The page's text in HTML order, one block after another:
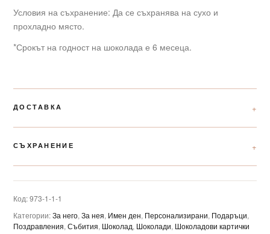
Условия на съхранение: Да се съхранява на сухо и
прохладно място.
*Срокът на годност на шоколада е 6 месеца.
ДОСТАВКА
СЪХРАНЕНИЕ
Код:973-1-1-1
Категории:За него, За нея, Имен ден, Персонализирани, Подаръци,
Поздравления, Събития, Шоколад, Шоколади, Шоколадови картички